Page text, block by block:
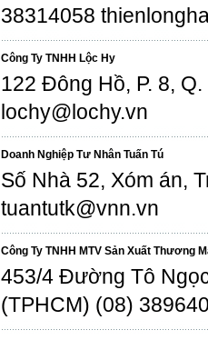
38314058
Công Ty TNHH Lộc Hy
122 Đông Hồ, P. 8,
lochy@lochy.vn
Doanh Nghiệp Tư Nhân Tuấn Tú
Số Nhà 52, Xóm án,
tuantutk@vnn.vn
Công Ty TNHH MTV Sản Xuất Thương
453/4 Đường Tô
(TPHCM) (08)